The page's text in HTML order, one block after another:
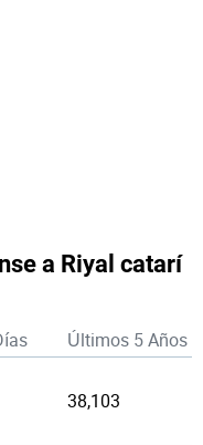
a Riyal catarí
Últimos 5 Años
38,103